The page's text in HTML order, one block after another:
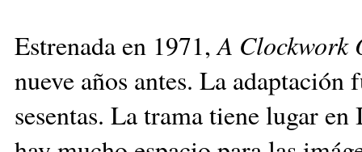
Estrenada en 1971,A Clockwork
nueve años antes. La
sesentas. La trama tiene lugar